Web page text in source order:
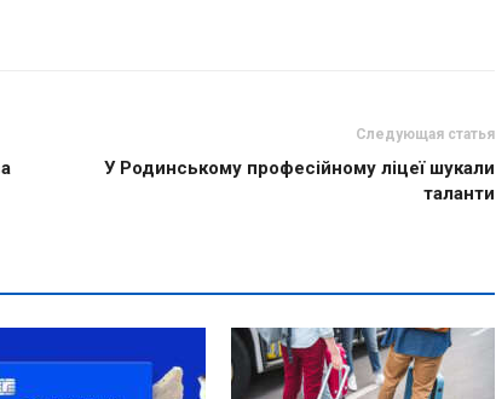
Следующая статья
У Родинському професійному ліцеї шукали
таланти